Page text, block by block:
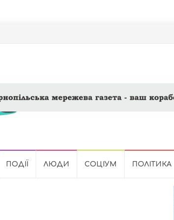
ПОДІЇ ЛЮДИ СОЦІУМ ПОЛІТИКА